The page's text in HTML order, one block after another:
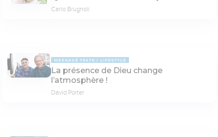
Carlo Brugnoli
MESSAGE TEXTE LIFESTYLE
La présence de Dieu change
l’atmosphère !
David Porter